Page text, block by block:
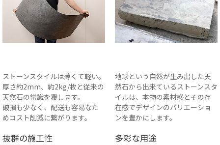
ストーンスタイルは薄くて軽い。
厚さ約2mm、約2kg/枚と従来の
天然石の常識を覆します。
破損も少なく、配送も容易なた
めコスト削減に繋がります。
地球という自然が生み出した天
然石から出来ているストーンスタ
イルは、本物の素材感とその存
在感でデザインのバリエーショ
ンを豊かにします。
抜群の施工性 多彩な用途